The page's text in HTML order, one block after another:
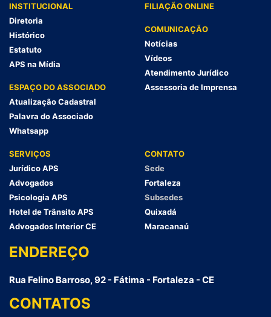
INSTITUCIONAL
Diretoria
Histórico
Estatuto
APS na Mídia
ESPAÇO DO ASSOCIADO
Atualização Cadastral
Palavra do Associado
Whatsapp
FILIAÇÃO ONLINE
COMUNICAÇÃO
Notícias
Vídeos
Atendimento Jurídico
Assessoria de Imprensa
SERVIÇOS
Jurídico APS
Advogados
Psicologia APS
Hotel de Trânsito APS
Advogados Interior CE
CONTATO
Sede
Fortaleza
Subsedes
Quixadá
Maracanaú
ENDEREÇO
Rua Felino Barroso, 92 - Fátima - Fortaleza - CE
CONTATOS